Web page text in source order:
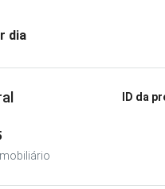
dia
ID da